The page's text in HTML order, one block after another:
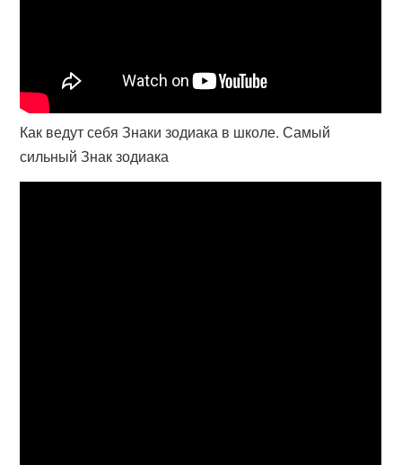
Как ведут себя Знаки зодиака в школе. Самый
сильный Знак зодиака